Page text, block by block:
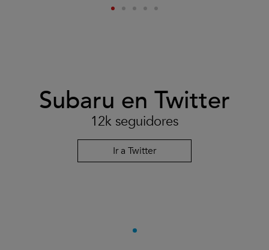
Subaru en Twitter
12k seguidores
Ir a Twitter